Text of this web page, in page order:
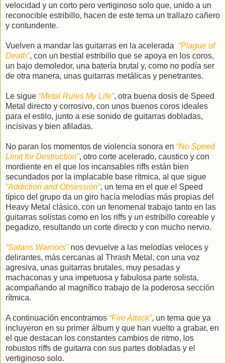
velocidad y un corto pero vertiginoso solo que, unido a un
reconocible estribillo, hacen de este tema un trallazo cañero
y contundente.
Vuelven a mandar las guitarras en la acelerada “Plague of
Death”, con un bestial estribillo que se apoya en los coros,
un bajo demoledor, una batería brutal y, como no podía ser
de otra manera, unas guitarras metálicas y penetrantes.
Le sigue “Metal Rules My Life”, otra buena dosis de Speed
Metal directo y corrosivo, con unos buenos coros ideales
para el estilo, junto a ese sonido de guitarras dobladas,
incisivas y bien afiladas.
No paran los momentos de violencia sonora en “No Speed
Limit for Destruction”, otro corte acelerado, caustico y con
mordiente en el que los incansables riffs están bien
secundados por la implacable base rítmica, al que sigue
“Addiction and Obsession”, un tema en el que el Speed
típico del grupo da un giro hacía melodías más propias del
Heavy Metal clásico, con un fenomenal trabajo tanto en las
guitarras solistas como en los riffs y un estribillo coreable y
pegadizo, resultando un corte directo y con mucho nervio.
“Satans Warriors" nos devuelve a las melodías veloces y
delirantes, más cercanas al Thrash Metal, con una voz
agresiva, unas guitarras brutales, muy pesadas y
machaconas y una impetuosa y fabulosa parte solista,
acompañando al magnífico trabajo de la poderosa sección
rítmica.
A continuación encontramos “Fire Attack”, un tema que ya
incluyeron en su primer álbum y que han vuelto a grabar, en
el que destacan los constantes cambios de ritmo, los
robustos riffs de guitarra con sus partes dobladas y el
vertiginoso solo.